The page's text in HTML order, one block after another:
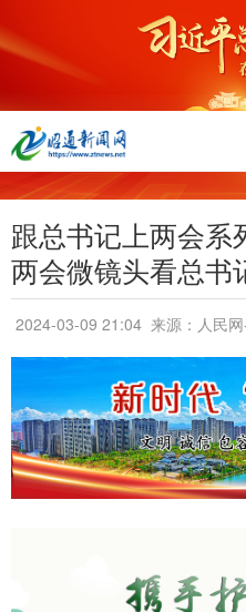
跟总书记上两会系
两会微镜头看总书
2024-03-09 21:04 来源：人民